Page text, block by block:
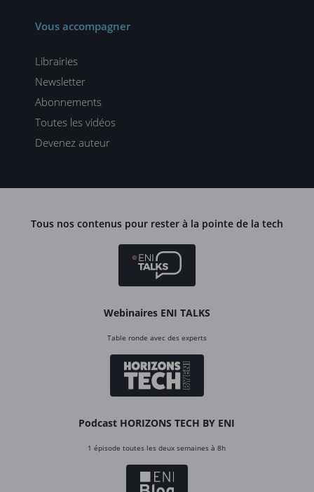
Vous accompagner
Librairies
Newsletter
Abonnements
Toutes les vidéos
Devenez auteur
Tous nos contenus pour rester à la pointe de la tech
Webinaires ENI TALKS
Table ronde avec des experts
Podcast HORIZONS TECH BY ENI
1 épisode toutes les deux semaines à 8h